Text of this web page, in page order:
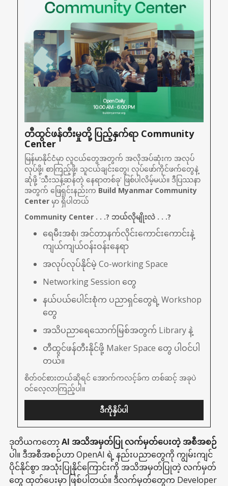
တီထွင်ဖန်တီးမှုတို့ ပြည့်နှက်ရာ Community
Center
မြန်မာနိုင်ငံမှာ လူငယ်တွေအတွက် အလိုအပ်ဆုံးက အလုပ်
လုပ်ဖို့၊ စာကြည့်ဖို့၊ သူငယ်ချင်းတွေ၊ လုပ်ဖော်ကိုင်ဖက်တွေနဲ့
ဆုံဖို့ 'သီးသန့်ဆန်တဲ့ နေရာတစ်ခု' ဖြစ်ပါလိမ့်မယ်။ ဒီပြဿနာ
အတွက် ဖြေရှင်းနည်းက Build Myanmar Community
Center မှာ ရှိပါတယ်
Community Center . . .? ဘယ်လိုမျိုးလဲ . . .?
ရေမီးအစုံ၊ အင်တာနက်လိုင်းကောင်းကောင်းနဲ့
ကျယ်ကျယ်ဝန်းဝန်းနေရာ
အလုပ်လုပ်နိုင်မဲ့ Co-working Space
Networking Session တွေ
နယ်ပယ်ပေါင်းစုံက ပညာရှင်တွေရဲ့ Workshop
တွေ
အသိပညာရေသောက်မြစ်အတွက် Library နဲ့
တီထွင်ဖန်တီးနိုင်ဖို့ Maker Space တွေ ပါဝင်ပါ
တယ်။
စိတ်ဝင်စားတယ်ဆိုရင် အောက်ကလင့်ခ်က တစ်ဆင့် အခုပဲ
ဝင်လေ့လာကြည့်ပါ။
ဒီကိုနှိပ်ပါ
ဒုတိယကတော့AI အသိအမှတ်ပြု လက်မှတ်ပေးတဲ့ အစီအစဉ်
ပါ။ ဒီအစီအစဉ်ဟာ OpenAI ရဲ့ နည်းပညာတွေကို ကျွမ်းကျင်
ပိုင်နိုင်စွာ အသုံးပြုနိုင်ကြောင်းကို အသိအမှတ်ပြုတဲ့ လက်မှတ်
တွေ ထုတ်ပေးမှာ ဖြစ်ပါတယ်။ ဒီလက်မှတ်တွေက Developer